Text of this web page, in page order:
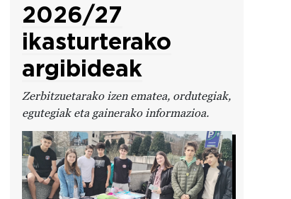
2026/27
ikasturterako
argibideak
Zerbitzuetarako izen ematea, ordutegiak,
egutegiak eta gainerako informazioa.
Irudia